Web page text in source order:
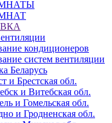
кондиционеров
систем вентиляции
Беларусь
и Брестская обл.
и Витебская обл.
и Гомельская обл.
и Гродненская обл.